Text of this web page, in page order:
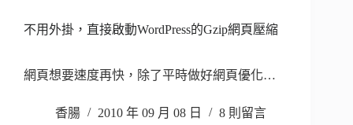
不用外掛，直接啟動WordPress的Gzip網頁壓縮
網頁想要速度再快，除了平時做好網頁優化…
香腸 2010 年 09 月 08 日 8 則留言